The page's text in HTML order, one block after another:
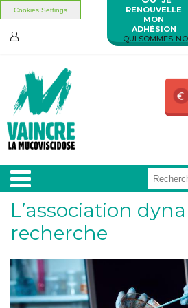
Cookies Settings
Aller au contenu principal
Aller au menu principal
RENOUVELLE
MON
ADHÉSION
QUI SOMMES-
VIVRE AVEC
L’association
recherche